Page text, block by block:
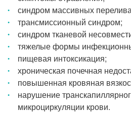
синдром массивных
трансмиссионный синдром;
синдром тканевой
тяжелые формы
пищевая интоксикация;
хроническая почечная
повышенная кровяная
нарушение
микроциркуляции крови.